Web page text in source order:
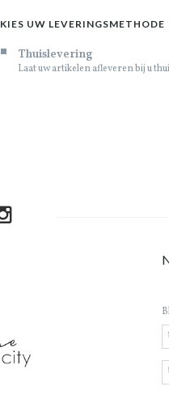
KIES UW LEVERINGSMETHODE
Thuislevering
Laat uw artikelen afleveren bij u